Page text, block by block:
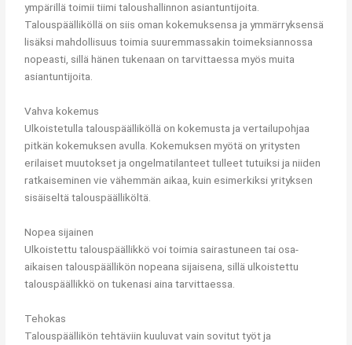
ympärillä toimii tiimi taloushallinnon asiantuntijoita.
Talouspäälliköllä on siis oman kokemuksensa ja ymmärryksensä
lisäksi mahdollisuus toimia suuremmassakin toimeksiannossa
nopeasti, sillä hänen tukenaan on tarvittaessa myös muita
asiantuntijoita.
Vahva kokemus
Ulkoistetulla talouspäälliköllä on kokemusta ja vertailupohjaa
pitkän kokemuksen avulla. Kokemuksen myötä on yritysten
erilaiset muutokset ja ongelmatilanteet tulleet tutuiksi ja niiden
ratkaiseminen vie vähemmän aikaa, kuin esimerkiksi yrityksen
sisäiseltä talouspäälliköltä.
Nopea sijainen
Ulkoistettu talouspäällikkö voi toimia sairastuneen tai osa-
aikaisen talouspäällikön nopeana sijaisena, sillä ulkoistettu
talouspäällikkö on tukenasi aina tarvittaessa.
Tehokas
Talouspäällikön tehtäviin kuuluvat vain sovitut työt ja